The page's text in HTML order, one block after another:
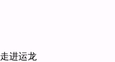
走进运龙